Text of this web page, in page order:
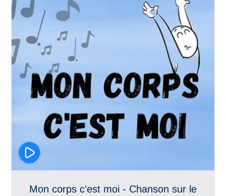
Prévention de l'inceste
Mon corps c'est moi - Chanson sur le